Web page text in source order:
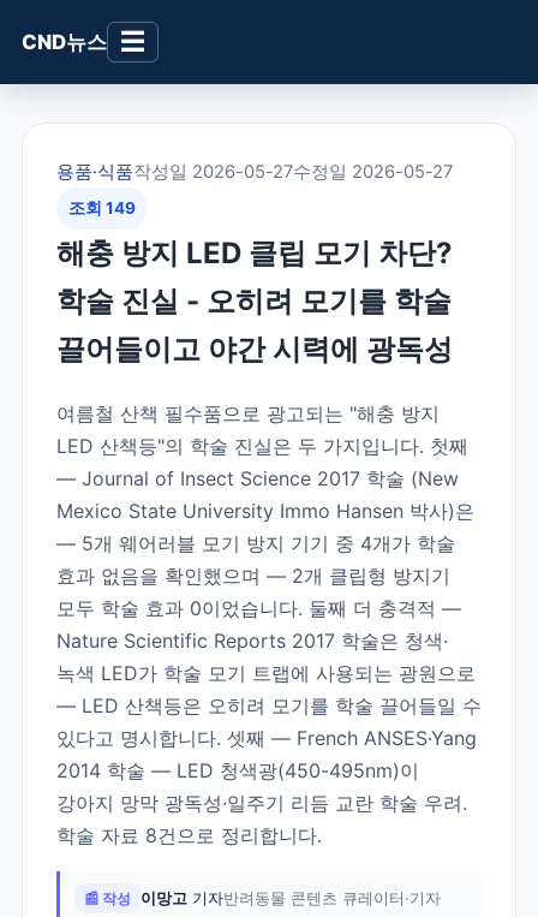
CND뉴스 ☰
용품·식품작성일 2026-05-27수정일 2026-05-27
조회 149
해충 방지 LED 클립 모기 차단?
학술 진실 - 오히려 모기를 학술
끌어들이고 야간 시력에 광독성
여름철 산책 필수품으로 광고되는 "해충 방지
LED 산책등"의 학술 진실은 두 가지입니다. 첫째
— Journal of Insect Science 2017 학술 (New
Mexico State University Immo Hansen 박사)은
— 5개 웨어러블 모기 방지 기기 중 4개가 학술
효과 없음을 확인했으며 — 2개 클립형 방지기
모두 학술 효과 0이었습니다. 둘째 더 충격적 —
Nature Scientific Reports 2017 학술은 청색·
녹색 LED가 학술 모기 트랩에 사용되는 광원으로
— LED 산책등은 오히려 모기를 학술 끌어들일 수
있다고 명시합니다. 셋째 — French ANSES·Yang
2014 학술 — LED 청색광(450-495nm)이
강아지 망막 광독성·일주기 리듬 교란 학술 우려.
학술 자료 8건으로 정리합니다.
📰 작성 이망고 기자반려동물 콘텐츠 큐레이터·기자